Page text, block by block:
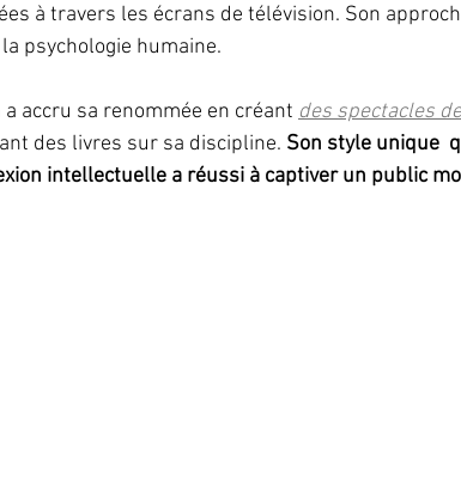
à travers les écrans de télévision. Son
psychologie humaine.
accru sa renommée en créant des spectacles
des livres sur sa discipline. Son style unique
intellectuelle a réussi à captiver un public